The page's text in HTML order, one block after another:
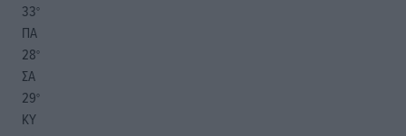
33°
ΠΑ
28°
ΣΑ
29°
ΚΥ